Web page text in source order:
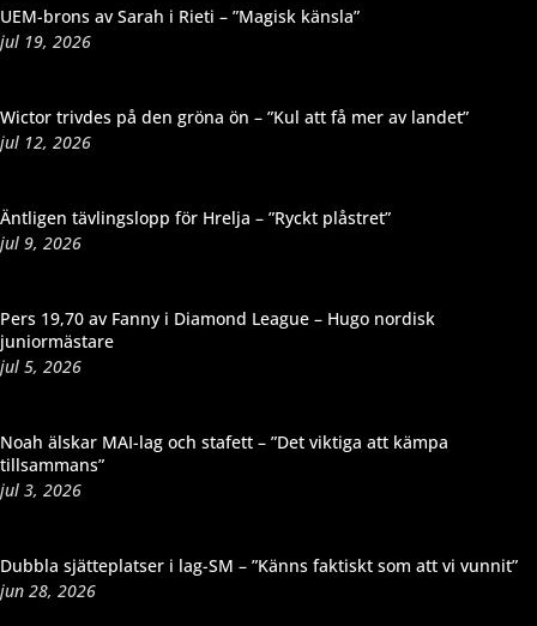
UEM-brons av Sarah i Rieti – ”Magisk känsla”
jul 19, 2026
Wictor trivdes på den gröna ön – ”Kul att få mer av landet”
jul 12, 2026
Äntligen tävlingslopp för Hrelja – ”Ryckt plåstret”
jul 9, 2026
Pers 19,70 av Fanny i Diamond League – Hugo nordisk
juniormästare
jul 5, 2026
Noah älskar MAI-lag och stafett – ”Det viktiga att kämpa
tillsammans”
jul 3, 2026
Dubbla sjätteplatser i lag-SM – ”Känns faktiskt som att vi vunnit”
jun 28, 2026